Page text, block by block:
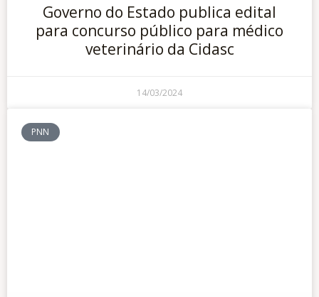
Governo do Estado publica edital
para concurso público para médico
veterinário da Cidasc
14/03/2024
PNN